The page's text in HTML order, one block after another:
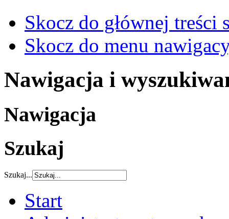
Skocz do głównej treści
Skocz do menu
Nawigacja i
Nawigacja
Szukaj
Szukaj...
Start